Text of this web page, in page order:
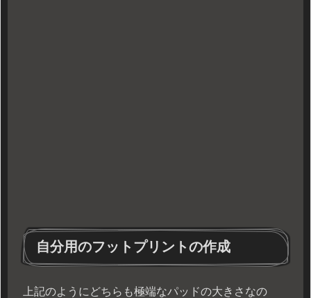
自分用のフットプリントの作成
上記のようにどちらも極端なパッドの大きさなの